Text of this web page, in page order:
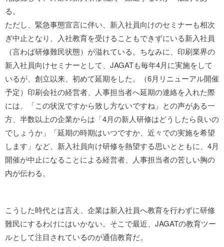
る。
ただし、緊急事態宣言に伴い、新入社員向けのセミナーも相次
ぎ中止となり、入社教育を受けることもできずにいる新入社員
（言わば研修難民状態）が溢れている。ちなみに、印刷業界の
新入社員向けセミナーとして、JAGATも毎年4月に実施をして
いるが、創立以来、初めて延期をした。（6月リニューアル開催
予定）印刷会社の経営者、人事担当者へ延期の連絡を入れた際
には、「この状況ですから致し方ないですね」との声がある一
方、半数以上の企業からは「4月の新人研修はどうしたら良いの
でしょうか」「延期の時期はいつですか、近々での実施を希望
します」など、新入社員向け研修を熱望する思いとともに、4月
開催が中止になることによる経営者、人事担当者の苦しい胸の
内が伝わる。
こうした時代とは言え、企業は新入社員へ教育を行わずに研修
難民にするわけにはいかない。そこで最近、JAGATの教育ツー
ルとして注目されているのが通信教育だ。